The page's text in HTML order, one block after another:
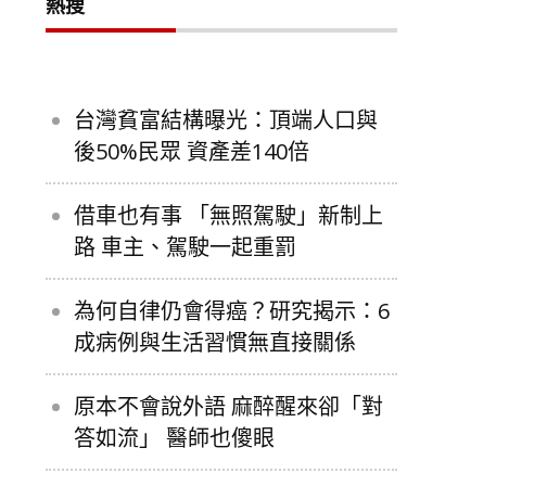
熱搜
台灣貧富結構曝光：頂端人口與
後50%民眾 資產差140倍
借車也有事 「無照駕駛」新制上
路 車主、駕駛一起重罰
為何自律仍會得癌？研究揭示：6
成病例與生活習慣無直接關係
原本不會說外語 麻醉醒來卻「對
答如流」 醫師也傻眼